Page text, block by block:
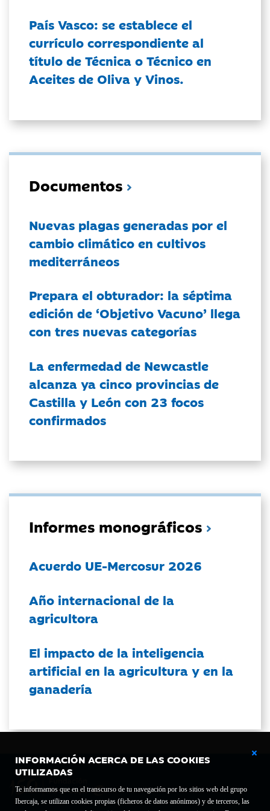
INFORMACIÓN ACERCA DE LAS COOKIES
UTILIZADAS
Te informamos que en el transcurso de tu navegación por los sitios web del grupo
Ibercaja, se utilizan cookies propias (ficheros de datos anónimos) y de terceros, las
País Vasco: se establece el
currículo correspondiente al
título de Técnica o Técnico en
Aceites de Oliva y Vinos.
Documentos
Nuevas plagas generadas por el
cambio climático en cultivos
mediterráneos
Prepara el obturador: la séptima
edición de ‘Objetivo Vacuno’ llega
con tres nuevas categorías
La enfermedad de Newcastle
alcanza ya cinco provincias de
Castilla y León con 23 focos
confirmados
Informes monográficos
Acuerdo UE-Mercosur 2026
Año internacional de la
agricultora
El impacto de la inteligencia
artificial en la agricultura y en la
ganadería